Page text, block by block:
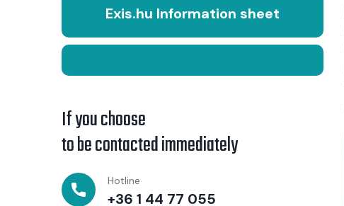
Exis.hu Information sheet
If you choose
to be contacted immediately
Hotline
+36 1 44 77 055